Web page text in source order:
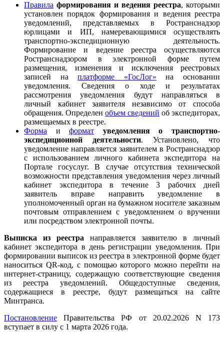
Правила формирования и ведения реестра, которыми
установлен порядок формирования и ведения реестра
уведомлений, представляемых в Ространснадзор
юрлицами и ИП, намеревающимися осуществлять
транспортно-экспедиционную деятельность.
Формирование и ведение реестра осуществляются
Ространснадзором в электронной форме путем
размещения, изменения и исключения реестровых
записей наплатформе «ГосЛог» на основании
уведомления. Сведения о ходе и результатах
рассмотрения уведомления будут направляться в
личный кабинет заявителя независимо от способа
обращения. Определен объем сведений об экспедиторах,
размещаемых в реестре.
Форма иформат
уведомления о транспортно-
экспедиционной деятельности. Установлено, что
уведомление направляется заявителем в Ространснадзор
с использованием личного кабинета экспедитора на
Портале госуслуг. В случае отсутствия технической
возможности представления уведомления через личный
кабинет экспедитора в течение 3 рабочих дней
заявитель вправе направить уведомление в
уполномоченный орган на бумажном носителе заказным
почтовым отправлением с уведомлением о вручении
или посредством электронной почты.
Выписка из реестра направляется заявителю в личный
кабинет экспедитора в день регистрации уведомления. При
формировании выписок из реестра в электронной форме будет
наноситься QR-код, с помощью которого можно перейти на
интернет-страницу, содержащую соответствующие сведения
из реестра уведомлений. Общедоступные сведения,
содержащиеся в реестре, будут размещаться на сайте
Минтранса.
Постановление Правительства РФ от 20.02.2026 N 173
вступает в силу с 1 марта 2026 года.